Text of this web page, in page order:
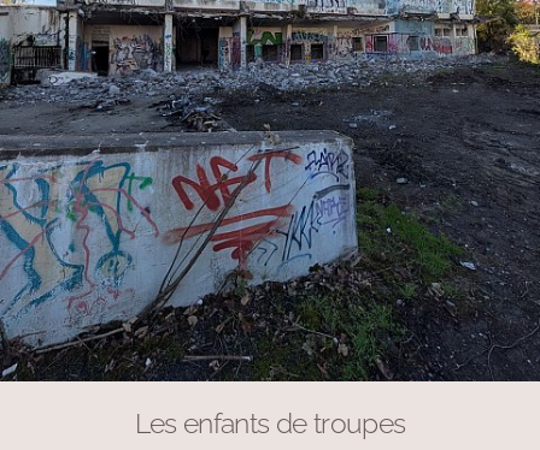
Les enfants de troupes